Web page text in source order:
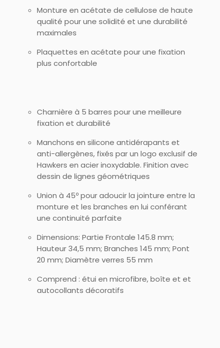
Monture en acétate de cellulose de haute
qualité pour une solidité et une durabilité
maximales
Plaquettes en acétate pour une fixation
plus confortable
Charnière à 5 barres pour une meilleure
fixation et durabilité
Manchons en silicone antidérapants et
anti-allergènes, fixés par un logo exclusif de
Hawkers en acier inoxydable. Finition avec
dessin de lignes géométriques
Union à 45º pour adoucir la jointure entre la
monture et les branches en lui conférant
une continuité parfaite
Dimensions: Partie Frontale 145.8 mm;
Hauteur 34,5 mm; Branches 145 mm; Pont
20 mm; Diamètre verres 55 mm
Comprend : étui en microfibre, boîte et et
autocollants décoratifs